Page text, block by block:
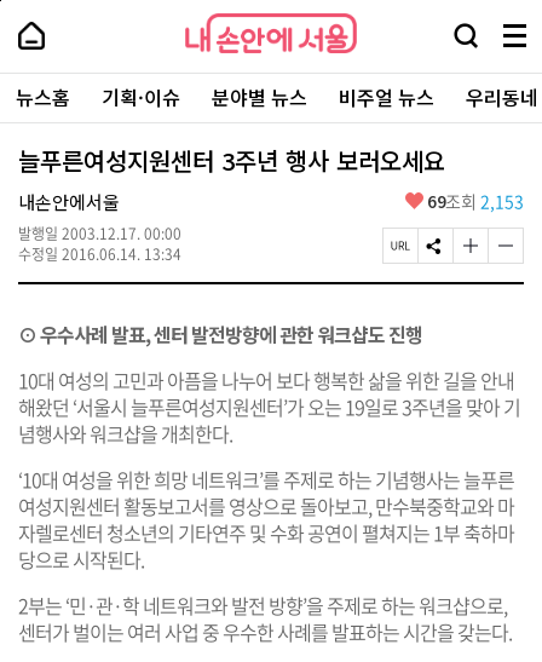
본
로
가
내
손
안
에
서
울
-
서
울
시
대
표
소
털
내
손
에
울
검
창
열
기
메
뉴
전
체
보
주
요
서
뉴스홈 기획·이슈 분야별 뉴스 비주얼 뉴스 우리동
늘푸른여성지원센터 3주년 행사 보러오세요
내손안에서울
발행일 2003.12.17. 00:00
수정일 2016.06.14. 13:34
좋
요
69조회 2,153
페
이
R
복
사
S
N
기
글
자
변
경
하
글
자
변
경
하
⊙ 우수사례 발표, 센터 발전방향에 관한 워크샵도 진행
10대 여성의 고민과 아픔을 나누어 보다 행복한 삶을 위한 길을 안내
해왔던 ‘서울시 늘푸른여성지원센터’가 오는 19일로 3주년을 맞아 기
념행사와 워크샵을 개최한다.
‘10대 여성을 위한 희망 네트워크’를 주제로 하는 기념행사는 늘푸른
여성지원센터 활동보고서를 영상으로 돌아보고, 만수북중학교와 마
자렐로센터 청소년의 기타연주 및 수화 공연이 펼쳐지는 1부 축하마
당으로 시작된다.
2부는 ‘민·관·학 네트워크와 발전 방향’을 주제로 하는 워크샵으로,
센터가 벌이는 여러 사업 중 우수한 사례를 발표하는 시간을 갖는다.
페
상
단
로